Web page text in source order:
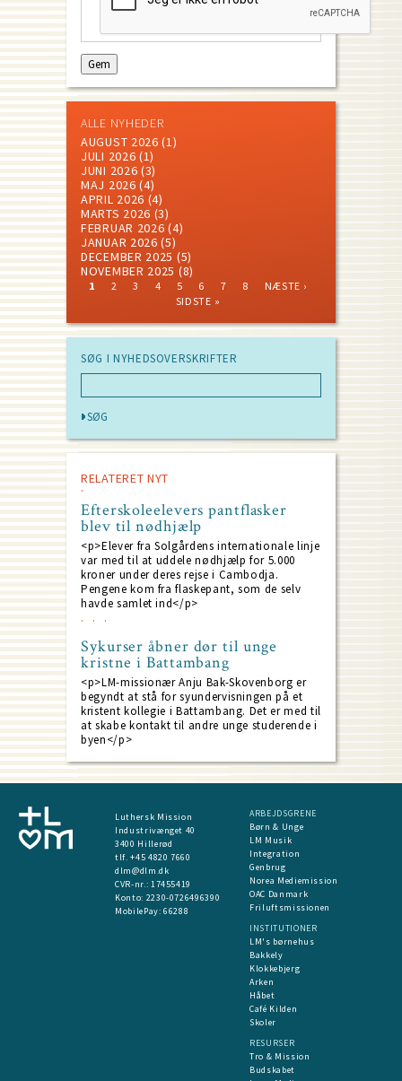
ALLE NYHEDER
AUGUST 2026 (1)
JULI 2026 (1)
JUNI 2026 (3)
MAJ 2026 (4)
APRIL 2026 (4)
MARTS 2026 (3)
FEBRUAR 2026 (4)
JANUAR 2026 (5)
DECEMBER 2025 (5)
NOVEMBER 2025 (8)
CURRENT
1 PAGE
2 PAGE
3 PAGE
4 PAGE
5 PAGE
6 PAGE
7 PAGE
8
NEXT
NÆSTE ›
SIDSTE »
SØG I NYHEDSOVERSKRIFTER
RELATERET NYT
Efterskoleelevers pantflasker
blev til nødhjælp
<p>Elever fra Solgårdens internationale linje
var med til at uddele nødhjælp for 5.000
kroner under deres rejse i Cambodja.
Pengene kom fra flaskepant, som de selv
havde samlet ind</p>
Sykurser åbner dør til unge
kristne i Battambang
<p>LM-missionær Anju Bak-Skovenborg er
begyndt at stå for syundervisningen på et
kristent kollegie i Battambang. Det er med til
at skabe kontakt til andre unge studerende i
byen</p>
Luthersk Mission
Industrivænget 40
3400 Hillerød
tlf. +45 4820 7660
dlm@dlm.dk
CVR-nr.: 17455419
​Konto: 2230-0726496390
MobilePay:66288
ARBEJDSGRENE
Børn & Unge
LM Musik
Integration
Genbrug
Norea Mediemission
OAC Danmark
Friluftsmissionen
INSTITUTIONER
LM's børnehus
Bakkely
Klokkebjerg
Arken
Håbet
Café Kilden
Skoler
RESURSER
Tro & Mission
Budskabet